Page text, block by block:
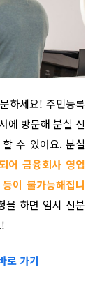
하세요! 주민등록
에 방문해 분실 신
수 있어요. 분실
어 금융회사 영업
이 불가능해집니
을 하면 임시 신분
로 가기